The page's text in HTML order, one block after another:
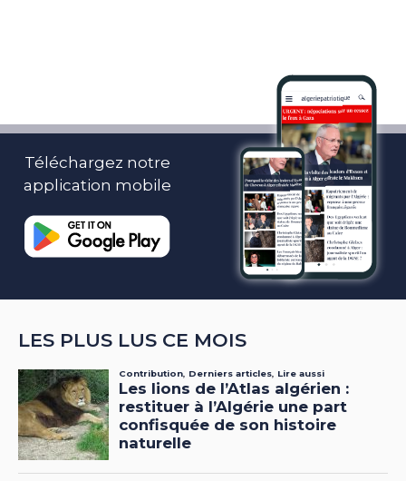
Téléchargez notre
application mobile
LES PLUS LUS CE MOIS